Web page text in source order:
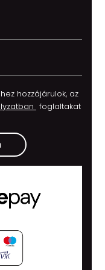
hozzájárulok, az
foglaltakat